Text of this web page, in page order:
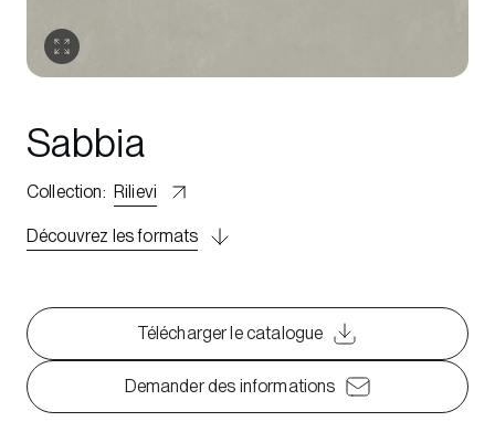
Sabbia
Collection: Rilievi
Découvrez les formats
Télécharger le catalogue
Demander des informations